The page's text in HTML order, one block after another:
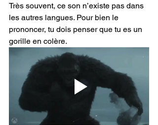
Très souvent, ce son n’existe pas dans
les autres langues. Pour bien le
prononcer, tu dois penser que tu es un
gorille en colère.